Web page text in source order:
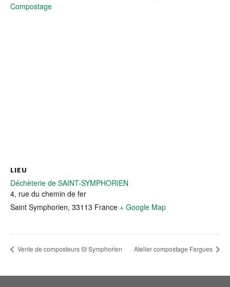
Compostage
LIEU
Déchèterie de SAINT-SYMPHORIEN
4, rue du chemin de fer
Saint Symphorien, 33113 France + Google Map
Vente de composteurs St Symphorien Atelier compostage Fargues